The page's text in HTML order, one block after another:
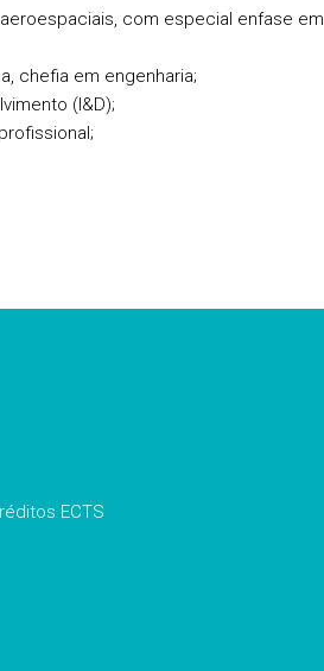
com especial enfase em
chefia em engenharia;
(I&D);
ECTS